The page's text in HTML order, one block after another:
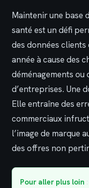
Maintenir une base
santé est un défi
des données
année à cause des
déménagements ou
d’entreprises. Une
Elle entraîne des
commerciaux
l’image de marque
des offres non
Pour aller plus loin :